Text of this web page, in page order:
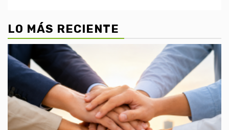
LO MÁS RECIENTE